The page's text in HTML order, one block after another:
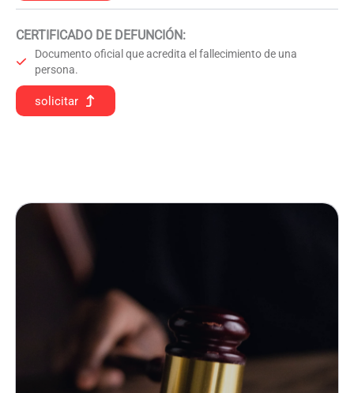
CERTIFICADO DE DEFUNCIÓN:
Documento oficial que acredita el fallecimiento de una
persona.
solicitar